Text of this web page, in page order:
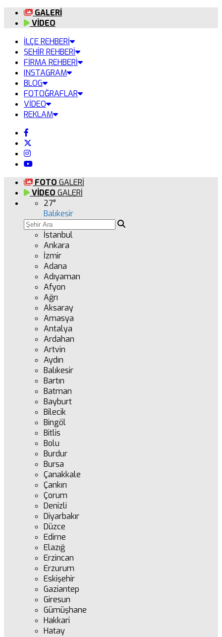
GALERİ
VİDEO
İLÇE REHBERİ
ŞEHİR REHBERİ
FİRMA REHBERİ
INSTAGRAM
BLOG
FOTOĞRAFLAR
VİDEO
REKLAM
FOTO GALERİ
VİDEO GALERİ
27°
Balıkesir
İstanbul
Ankara
İzmir
Adana
Adıyaman
Afyon
Ağrı
Aksaray
Amasya
Antalya
Ardahan
Artvin
Aydın
Balıkesir
Bartın
Batman
Bayburt
Bilecik
Bingöl
Bitlis
Bolu
Burdur
Bursa
Çanakkale
Çankırı
Çorum
Denizli
Diyarbakır
Düzce
Edirne
Elazığ
Erzincan
Erzurum
Eskişehir
Gaziantep
Giresun
Gümüşhane
Hakkari
Hatay